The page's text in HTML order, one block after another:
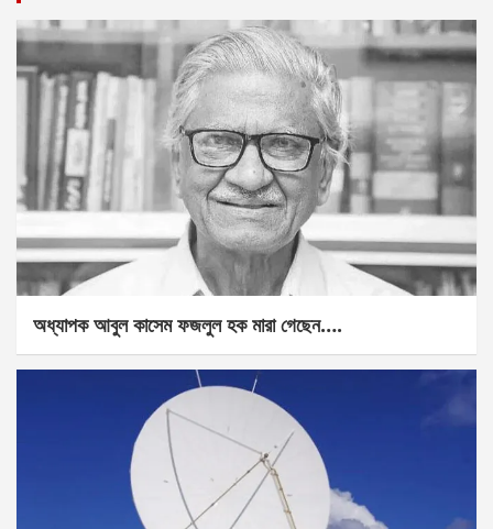
অধ্যাপক আবুল কাসেম ফজলুল হক মারা গেছেন….